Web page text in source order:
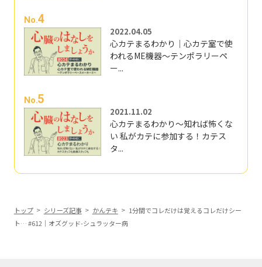
No.4
2022.04.05
心カテまるわかり｜心カテ室で使
われるME機器～テンポラリーペ
ー...
No.5
2021.11.02
心カテまるわかり～知れば怖くな
い 私がカテに参加する！カテス
タ...
トップ シリーズ記事 かんテキ
1分間でコレだけは覚えるコレだけシー
ト… #612｜オズグッド-シュラッター病